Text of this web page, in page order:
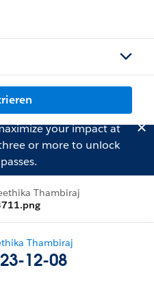
your impact at
or more to unlock
Thambiraj
Thambiraj
12-08